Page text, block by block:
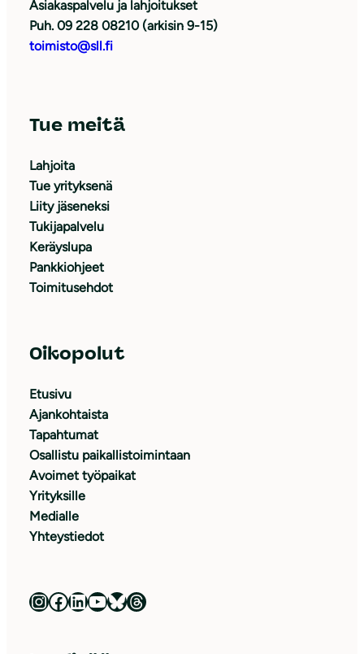
Asiakaspalvelu ja lahjoitukset
Puh. 09 228 08210 (arkisin 9-15)
toimisto@sll.fi
Tue meitä
Lahjoita
Tue yrityksenä
Liity jäseneksi
Tukijapalvelu
Keräyslupa
Pankkiohjeet
Toimitusehdot
Oikopolut
Etusivu
Ajankohtaista
Tapahtumat
Osallistu paikallistoimintaan
Avoimet työpaikat
Yrityksille
Medialle
Yhteystiedot
Luonnonsuojeluliitto Instagramissa Luonnonsuojeluliitto Facebookissa Luonnonsuojeluliitto LinkedInissä Luonnonsuojeluliiton YouTube-kanava Luonnonsuojeluliitto Blueskyssa Luonnonsuojeluliitto Threadsissa